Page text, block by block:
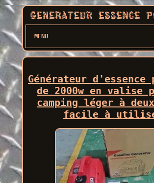
MENU
Générateur d'essence
de 2000w en valise
camping léger à
facile à